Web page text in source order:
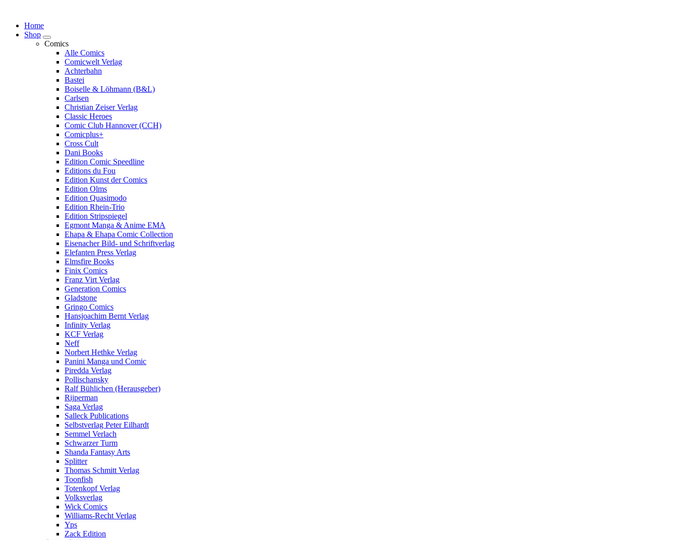
Inhalt
Home
Shop
Comics
Alle Comics
Comicwelt Verlag
Achterbahn
Bastei
Boiselle & Löhmann (B&L)
Carlsen
Christian Zeiser Verlag
Classic Heroes
Comic Club Hannover (CCH)
Comicplus+
Cross Cult
Dani Books
Edition Comic Speedline
Editions du Fou
Edition Kunst der Comics
Edition Olms
Edition Quasimodo
Edition Rhein-Trio
Edition Stripspiegel
Egmont Manga & Anime EMA
Ehapa & Ehapa Comic Collection
Eisenacher Bild- und Schriftverlag
Elefanten Press Verlag
Elmsfire Books
Finix Comics
Franz Virt Verlag
Generation Comics
Gladstone
Gringo Comics
Hansjoachim Bernt Verlag
Infinity Verlag
KCF Verlag
Neff
Norbert Hethke Verlag
Panini Manga und Comic
Piredda Verlag
Pollischansky
Ralf Bühlichen (Herausgeber)
Rijperman
Saga Verlag
Salleck Publications
Selbstverlag Peter Eilhardt
Semmel Verlach
Schwarzer Turm
Shanda Fantasy Arts
Splitter
Thomas Schmitt Verlag
Toonfish
Totenkopf Verlag
Volksverlag
Wick Comics
Williams-Recht Verlag
Yps
Zack Edition